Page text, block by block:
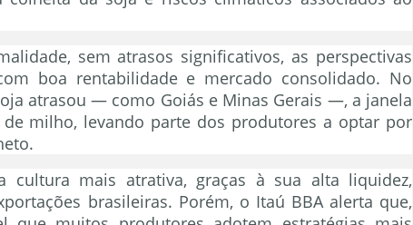
sem atrasos significativos, as perspectivas
boa rentabilidade e mercado consolidado. No
atrasou — como Goiás e Minas Gerais —, a janela
milho, levando parte dos produtores a optar por
mais atrativa, graças à sua alta liquidez,
brasileiras. Porém, o Itaú BBA alerta que,